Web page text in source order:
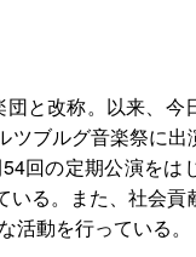
と改称。以来、今
ブルグ音楽祭に出
回の定期公演をは
る。また、社会貢
動を行っている。